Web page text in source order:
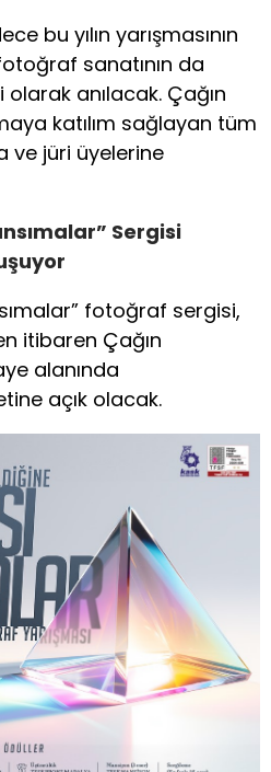
bu yılın yarışmasının
sanatının da
anılacak. Çağın
katılım sağlayan tüm
ve jüri üyelerine
Sergisi
fotoğraf sergisi,
itibaren Çağın
alanında
açık olacak.